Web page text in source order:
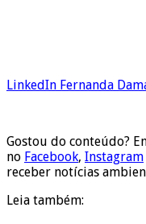
LinkedIn Fernanda
Gostou do conteúdo?
no Facebook, Instagram
receber notícias
Leia também: